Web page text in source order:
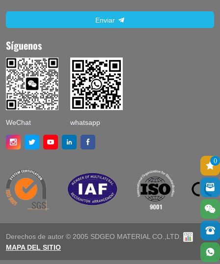
Enviar
Síguenos
WeChat whatsapp
Derechos de autor © 2005 SDGEO MATERIAL CO.,LTD.
MAPA DEL SITIO
0